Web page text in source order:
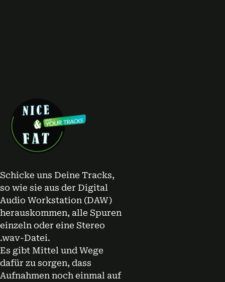
Schicke uns Deine Tracks,
so wie sie aus der Digital
Audio Workstation (DAW)
herauskommen, alle Spuren
einzeln oder eine Stereo
.wav-Datei.
Es gibt Mittel und Wege
dafür zu sorgen, dass
Aufnahmen noch einmal auf